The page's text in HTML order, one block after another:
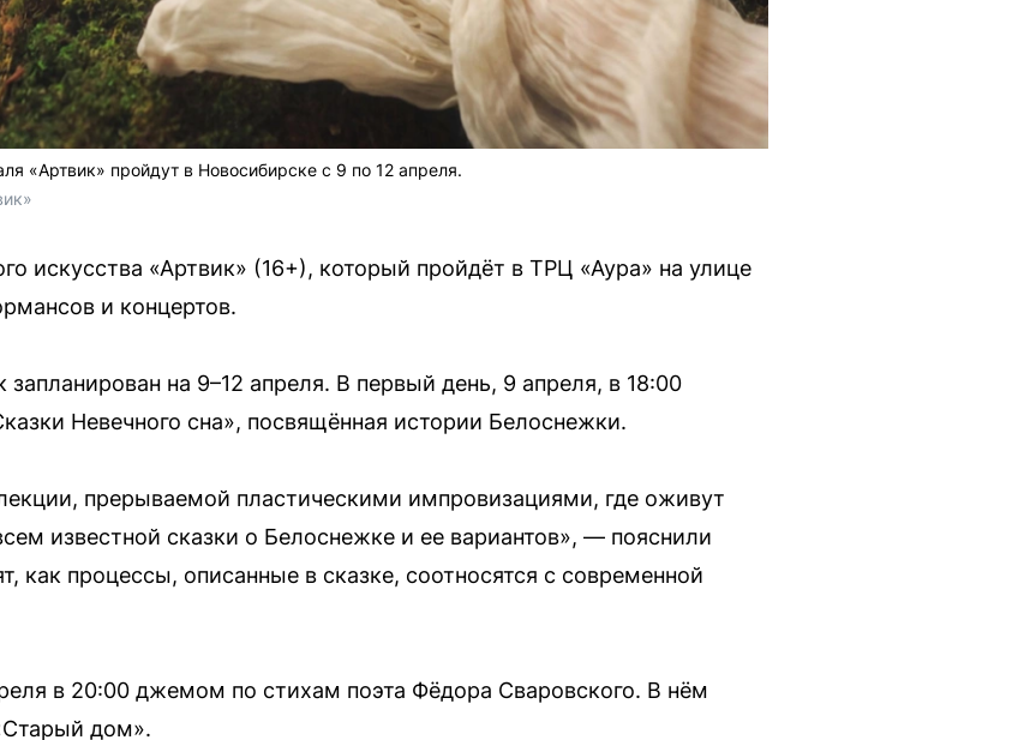
«Артвик» пройдут в Новосибирске с 9 по 12 апреля.
искусства «Артвик» (16+), который пройдёт в ТРЦ «Аура» на улице
и концертов.
на 9–12 апреля. В первый день, 9 апреля, в 18:00
Невечного сна», посвящённая истории Белоснежки.
прерываемой пластическими импровизациями, где оживут
известной сказки о Белоснежке и ее вариантов», — пояснили
как процессы, описанные в сказке, соотносятся с современной
в 20:00 джемом по стихам поэта Фёдора Сваровского. В нём
дом».